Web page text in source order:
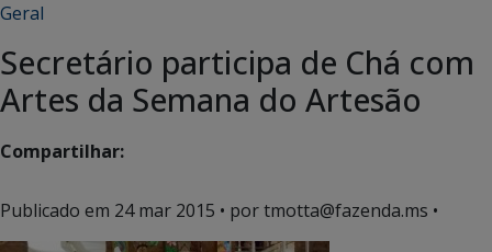
Geral
Secretário participa de Chá com
Artes da Semana do Artesão
Compartilhar:
Publicado em 24 mar 2015 • por tmotta@fazenda.ms •